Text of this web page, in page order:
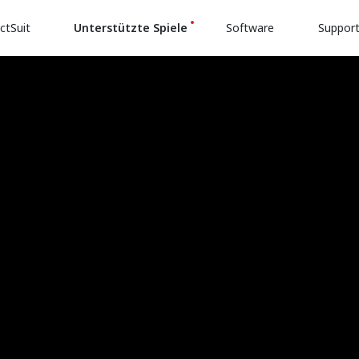
Unterstützte Spiele Software Support